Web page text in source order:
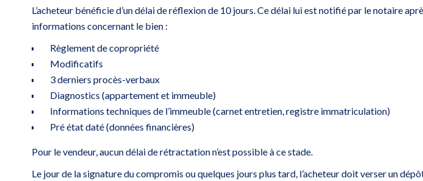
L’acheteur bénéficie d’un délai de réflexion de 10 jours. Ce délai lui est notifié par le notaire
informations concernant le bien :
Règlement de copropriété
Modificatifs
3 derniers procès-verbaux
Diagnostics (appartement et immeuble)
Informations techniques de l’immeuble (carnet entretien, registre immatriculation)
Pré état daté (données financières)
Pour le vendeur, aucun délai de rétractation n’est possible à ce stade.
Le jour de la signature du compromis ou quelques jours plus tard, l’acheteur doit verser un